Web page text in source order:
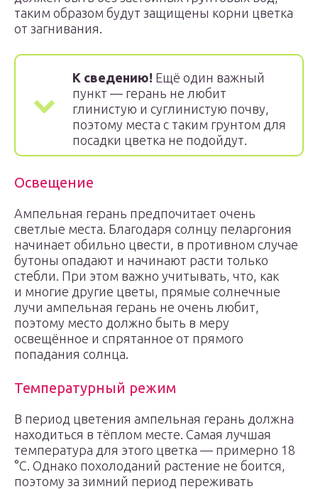
таким образом будут защищены корни цветка
от загнивания.
К сведению! Ещё один важный
пункт — герань не любит
глинистую и суглинистую почву,
поэтому места с таким грунтом для
посадки цветка не подойдут.
Освещение
Ампельная герань предпочитает очень
светлые места. Благодаря солнцу пеларгония
начинает обильно цвести, в противном случае
бутоны опадают и начинают расти только
стебли. При этом важно учитывать, что, как
и многие другие цветы, прямые солнечные
лучи ампельная герань не очень любит,
поэтому место должно быть в меру
освещённое и спрятанное от прямого
попадания солнца.
Температурный режим
В период цветения ампельная герань должна
находиться в тёплом месте. Самая лучшая
температура для этого цветка — примерно 18
°С. Однако похолоданий растение не боится,
поэтому за зимний период переживать